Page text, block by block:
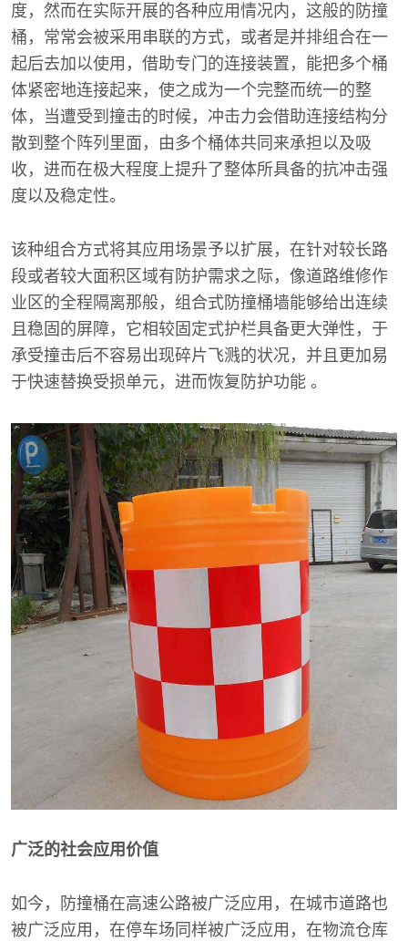
度，然而在实际开展的各种应用情况内，这般的防撞
桶，常常会被采用串联的方式，或者是并排组合在一
起后去加以使用，借助专门的连接装置，能把多个桶
体紧密地连接起来，使之成为一个完整而统一的整
体，当遭受到撞击的时候，冲击力会借助连接结构分
散到整个阵列里面，由多个桶体共同来承担以及吸
收，进而在极大程度上提升了整体所具备的抗冲击强
度以及稳定性。
该种组合方式将其应用场景予以扩展，在针对较长路
段或者较大面积区域有防护需求之际，像道路维修作
业区的全程隔离那般，组合式防撞桶墙能够给出连续
且稳固的屏障，它相较固定式护栏具备更大弹性，于
承受撞击后不容易出现碎片飞溅的状况，并且更加易
于快速替换受损单元，进而恢复防护功能 。
广泛的社会应用价值
如今，防撞桶在高速公路被广泛应用，在城市道路也
被广泛应用，在停车场同样被广泛应用，在物流仓库